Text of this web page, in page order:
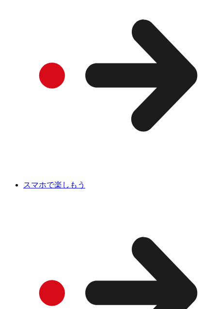
スマホで楽しもう